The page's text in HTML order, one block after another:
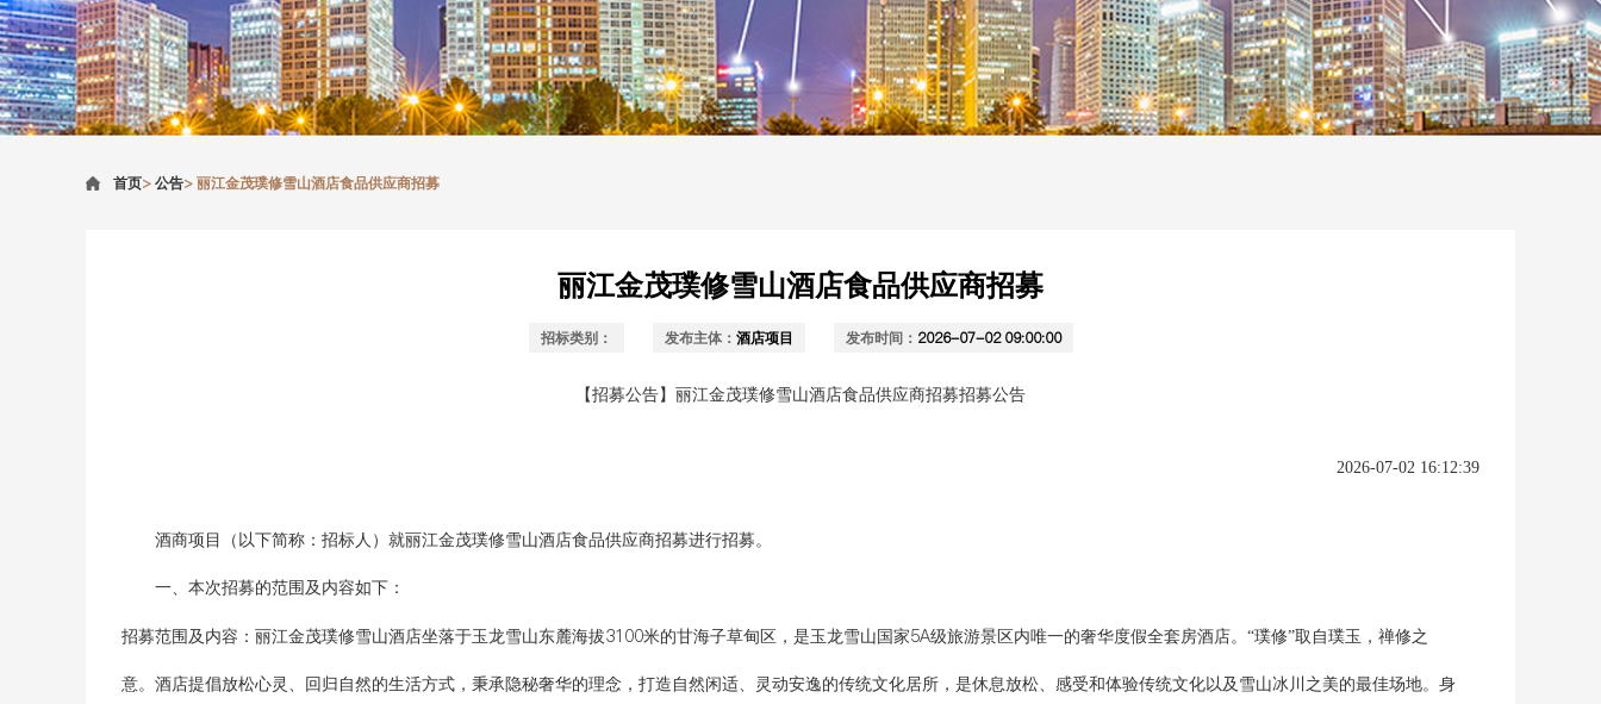
首页>公告>丽江金茂璞修雪山酒店食品供应商招募
丽江金茂璞修雪山酒店食品供应商招募
招标类别： 发布主体： 酒店项目 发布时间： 2026-07-02 09:00:00
【招募公告】 丽江金茂璞修雪山酒店食品供应商招募招募公告
2026-07-02 16:12:39
酒商项目（以下简称：招标人）就丽江金茂璞修雪山酒店食品供应商招募进行招募。
一、本次招募的范围及内容如下：
招募范围及内容： 丽江金茂璞修雪山酒店坐落于玉龙雪山东麓海拔3100米的甘海子草甸区，是玉龙雪山国家5A级旅游景区内唯一的奢华度假全套房酒店。“璞修”取自璞玉，禅修之
意。酒店提倡放松心灵、回归自然的生活方式，秉承隐秘奢华的理念，打造自然闲适、灵动安逸的传统文化居所，是休息放松、感受和体验传统文化以及雪山冰川之美的最佳场地。身